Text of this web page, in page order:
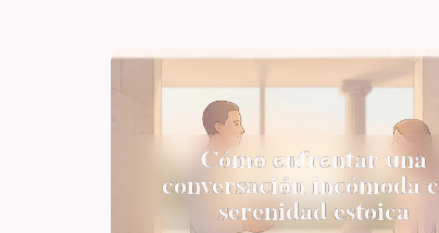
Cómo enfrentar una
conversación incómoda
serenidad estoica